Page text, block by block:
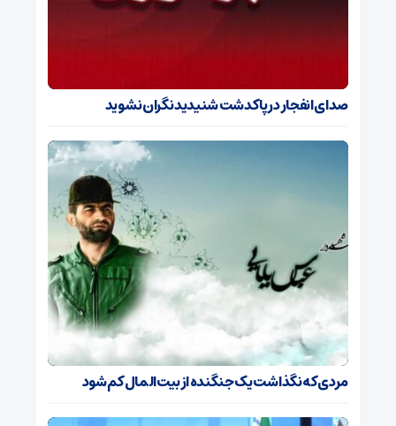
صدای انفجار در پاکدشت شنیدید نگران نشوید
مردی که نگذاشت یک جنگنده از بیت‌المال کم شود